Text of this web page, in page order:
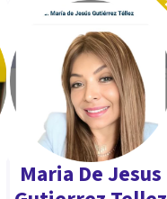
Maria De Jesus